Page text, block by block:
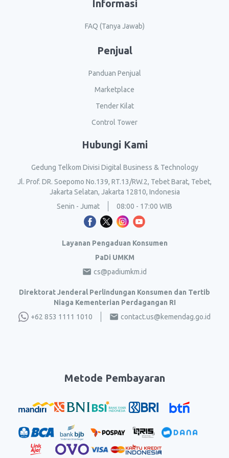
Informasi
FAQ (Tanya Jawab)
Penjual
Panduan Penjual
Marketplace
Tender Kilat
Control Tower
Hubungi Kami
Gedung Telkom Divisi Digital Business & Technology
Jl. Prof. DR. Soepomo No.139, RT.13/RW.2, Tebet Barat, Tebet,
Jakarta Selatan, Jakarta 12810, Indonesia
Senin - Jumat
08:00 - 17:00 WIB
Layanan Pengaduan Konsumen
PaDi UMKM
cs@padiumkm.id
Direktorat Jenderal Perlindungan Konsumen dan Tertib
Niaga Kementerian Perdagangan RI
+62 853 1111 1010
contact.us@kemendag.go.id
Metode Pembayaran